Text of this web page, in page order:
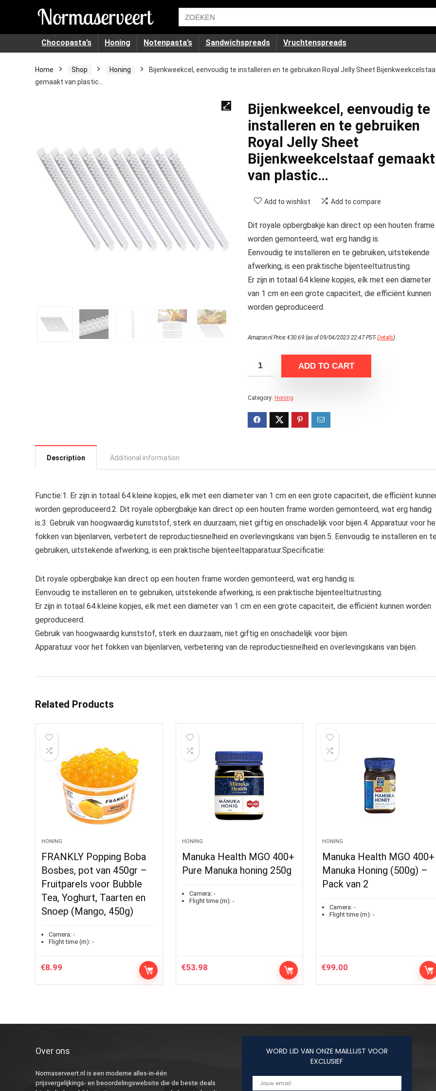
Chocopasta’s Honing Notenpasta’s Sandwichspreads Vruchtenspreads
Home Shop Honing
Bijenkweekcel, eenvoudig te installeren en te gebruiken Royal Jelly Sheet
gemaakt van plastic…
Bijenkweekcel, eenvoudig te
installeren en te gebruiken
Royal Jelly Sheet
Bijenkweekcelstaaf gemaakt
van plastic…
Add to wishlist Add to compare
Dit royale opbergbakje kan direct op een houten frame
worden gemonteerd, wat erg handig is.
Eenvoudig te installeren en te gebruiken, uitstekende
afwerking, is een praktische bijenteeltuitrusting.
Er zijn in totaal 64 kleine kopjes, elk met een diameter
van 1 cm en een grote capaciteit, die efficiënt kunnen
worden geproduceerd.
Amazon.nl Price:€30.69 (as of 09/04/2023 22:47 PST-Details)
ADD TO CART
Category: Honing
Description Additional information
Functie:1. Er zijn in totaal 64 kleine kopjes, elk met een diameter van 1 cm en een grote capaciteit, die efficiënt
worden geproduceerd.2. Dit royale opbergbakje kan direct op een houten frame worden gemonteerd, wat erg handig
is.3. Gebruik van hoogwaardig kunststof, sterk en duurzaam, niet giftig en onschadelijk voor bijen.4. Apparatuur voor
fokken van bijenlarven, verbetert de reproductiesnelheid en overlevingskans van bijen.5. Eenvoudig te installeren en te
gebruiken, uitstekende afwerking, is een praktische bijenteeltapparatuur.Specificatie:
Dit royale opbergbakje kan direct op een houten frame worden gemonteerd, wat erg handig is.
Eenvoudig te installeren en te gebruiken, uitstekende afwerking, is een praktische bijenteeltuitrusting.
Er zijn in totaal 64 kleine kopjes, elk met een diameter van 1 cm en een grote capaciteit, die efficiënt kunnen worden
geproduceerd.
Gebruik van hoogwaardig kunststof, sterk en duurzaam, niet giftig en onschadelijk voor bijen.
Apparatuur voor het fokken van bijenlarven, verbetering van de reproductiesnelheid en overlevingskans van bijen.
Related Products
HONING
FRANKLY Popping Boba
Bosbes, pot van 450gr –
Fruitparels voor Bubble
Tea, Yoghurt, Taarten en
Snoep (Mango, 450g)
Camera: -
Flight time (m): -
€8.99
HONING
Manuka Health MGO 400+
Pure Manuka honing 250g
Camera:-
Flight time (m):-
€53.98
HONING
Manuka Health MGO 400+
Manuka Honing (500g) –
Pack van 2
Camera: -
Flight time (m): -
€99.00
Over ons
Normaserveert.nl is een moderne alles-in-één
prijsvergelijkings- en beoordelingswebsite die de beste deals
WORD LID VAN ONZE MAILLIJST VOOR
EXCLUSIEF